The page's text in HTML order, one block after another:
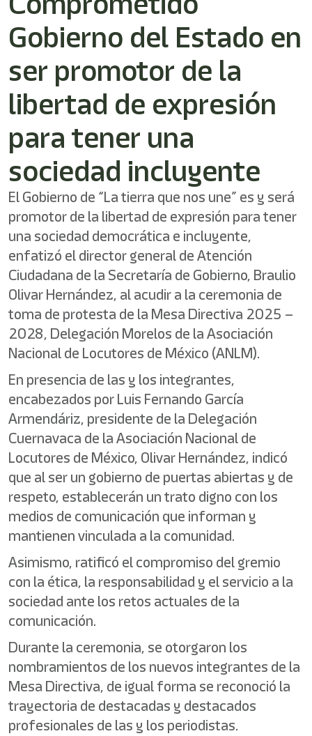
Gobierno del Estado en
ser promotor de la
libertad de expresión
para tener una
sociedad incluyente
El Gobierno de “La tierra que nos une” es y será
promotor de la libertad de expresión para tener
una sociedad democrática e incluyente,
enfatizó el director general de Atención
Ciudadana de la Secretaría de Gobierno, Braulio
Olivar Hernández, al acudir a la ceremonia de
toma de protesta de la Mesa Directiva 2025 –
2028, Delegación Morelos de la Asociación
Nacional de Locutores de México (ANLM).
En presencia de las y los integrantes,
encabezados por Luis Fernando García
Armendáriz, presidente de la Delegación
Cuernavaca de la Asociación Nacional de
Locutores de México, Olivar Hernández, indicó
que al ser un gobierno de puertas abiertas y de
respeto, establecerán un trato digno con los
medios de comunicación que informan y
mantienen vinculada a la comunidad.
Asimismo, ratificó el compromiso del gremio
con la ética, la responsabilidad y el servicio a la
sociedad ante los retos actuales de la
comunicación.
Durante la ceremonia, se otorgaron los
nombramientos de los nuevos integrantes de la
Mesa Directiva, de igual forma se reconoció la
trayectoria de destacadas y destacados
profesionales de las y los periodistas.